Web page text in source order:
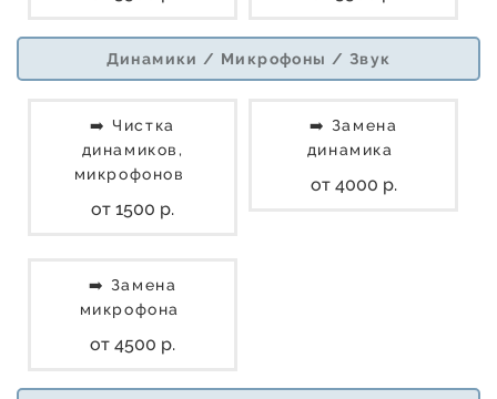
Динамики / Микрофоны / Звук
➡️ Чистка
динамиков,
микрофонов
от 1500 р.
➡️ Замена
динамика
от 4000 р.
➡️ Замена
микрофона
от 4500 р.